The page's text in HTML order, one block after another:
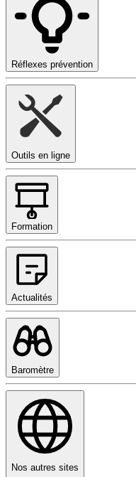
Réflexes prévention
Outils en ligne
Formation
Actualités
Baromètre
Nos autres sites